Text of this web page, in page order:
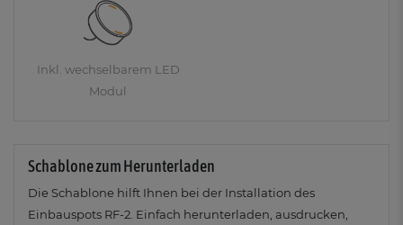
Inkl. wechselbarem LED
Modul
Schablone zum Herunterladen
Die Schablone hilft Ihnen bei der Installation des
Einbauspots RF-2. Einfach herunterladen, ausdrucken,